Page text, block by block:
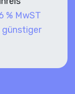
% MwST
günstiger